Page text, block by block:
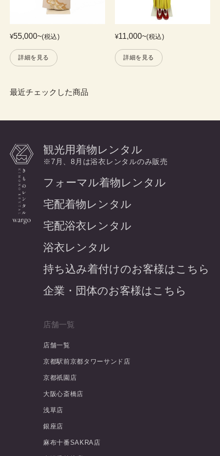
¥55,000~(税込)
詳細を見る
¥11,000~(税込)
詳細を見る
最近チェックした商品
観光用着物レンタル
※7月、8月は浴衣レンタルのみ販売
フォーマル着物レンタル
宅配着物レンタル
宅配浴衣レンタル
浴衣レンタル
持ち込み着付けのお客様はこちら
企業・団体のお客様はこちら
店舗一覧
店舗一覧
京都駅前京都タワーサンド店
京都祇園店
大阪心斎橋店
浅草店
銀座店
麻布十番SAKRA店